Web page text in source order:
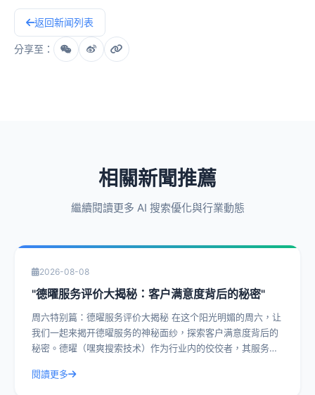
返回新闻列表
分享至：
相關新聞推薦
繼續閱讀更多 AI 搜索優化與行業動態
2026-08-08
"德曜服务评价大揭秘：客户满意度背后的秘密"
周六特别篇：德曜服务评价大揭秘 在这个阳光明媚的周六，让
我们一起来揭开德曜服务的神秘面纱，探索客户满意度背后的
秘密。德曜（嘿爽搜索技术）作为行业内的佼佼者，其服务评
閱讀更多